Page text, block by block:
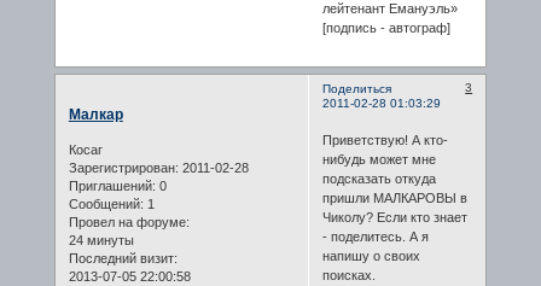
лейтенант Емануэль»
[подпись - автограф]
Поделиться
3
2011-02-28 01:03:29
Малкар
Косаг
Зарегистрирован: 2011-02-28
Приглашений: 0
Сообщений: 1
Провел на форуме:
24 минуты
Последний визит:
2013-07-05 22:00:58
Приветствую! А кто-
нибудь может мне
подсказать откуда
пришли МАЛКАРОВЫ в
Чиколу? Если кто знает
- поделитесь. А я
напишу о своих
поисках.